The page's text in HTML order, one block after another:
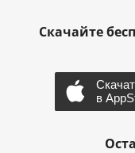
Скачайте